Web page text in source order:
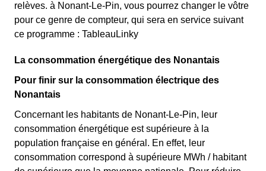
relèves. à Nonant-Le-Pin, vous pourrez changer le vôtre
pour ce genre de compteur, qui sera en service suivant
ce programme : TableauLinky
La consommation énergétique des Nonantais
Pour finir sur la consommation électrique des
Nonantais
Concernant les habitants de Nonant-Le-Pin, leur
consommation énergétique est supérieure à la
population française en général. En effet, leur
consommation correspond à supérieure MWh / habitant